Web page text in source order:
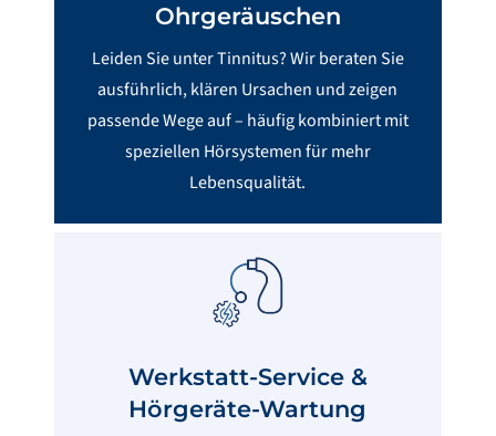
Ohrgeräuschen
Leiden Sie unter Tinnitus? Wir beraten Sie
ausführlich, klären Ursachen und zeigen
passende Wege auf – häufig kombiniert mit
speziellen Hörsystemen für mehr
Lebensqualität.
Werkstatt-Service &
Hörgeräte-Wartung